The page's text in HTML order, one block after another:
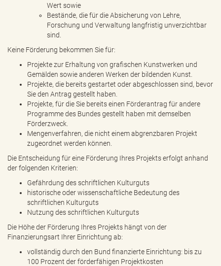
Wert sowie
Bestände, die für die Absicherung von Lehre,
Forschung und Verwaltung langfristig unverzichtbar
sind.
Keine Förderung bekommen Sie für:
Projekte zur Erhaltung von grafischen Kunstwerken und
Gemälden sowie anderen Werken der bildenden Kunst.
Projekte, die bereits gestartet oder abgeschlossen sind, bevor
Sie den Antrag gestellt haben.
Projekte, für die Sie bereits einen Förderantrag für andere
Programme des Bundes gestellt haben mit demselben
Förderzweck.
Mengenverfahren, die nicht einem abgrenzbaren Projekt
zugeordnet werden können.
Die Entscheidung für eine Förderung Ihres Projekts erfolgt anhand
der folgenden Kriterien:
Gefährdung des schriftlichen Kulturguts
historische oder wissenschaftliche Bedeutung des
schriftlichen Kulturguts
Nutzung des schriftlichen Kulturguts
Die Höhe der Förderung Ihres Projekts hängt von der
Finanzierungsart Ihrer Einrichtung ab:
vollständig durch den Bund finanzierte Einrichtung: bis zu
100 Prozent der förderfähigen Projektkosten